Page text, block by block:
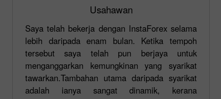
Usahawan
Saya telah bekerja dengan InstaForex selama
lebih daripada enam bulan. Ketika tempoh
tersebut saya telah pun berjaya untuk
menganggarkan kemungkinan yang syarikat
tawarkan.Tambahan utama daripada syarikat
adalah ianya sangat dinamik, kerana